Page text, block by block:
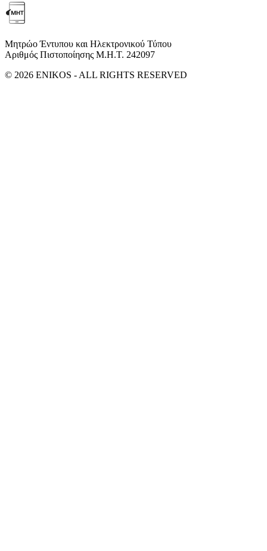
Μητρώο Έντυπου και Ηλεκτρονικού Τύπου
Αριθμός Πιστοποίησης Μ.Η.Τ. 242097
© 2026 ENIKOS - ALL RIGHTS RESERVED